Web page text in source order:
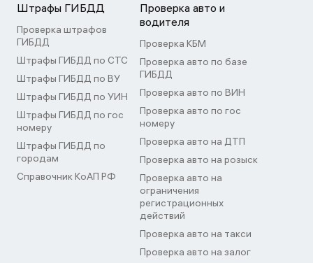
Штрафы ГИБДД
Проверка штрафов
ГИБДД
Штрафы ГИБДД по СТС
Штрафы ГИБДД по ВУ
Штрафы ГИБДД по УИН
Штрафы ГИБДД по гос
номеру
Штрафы ГИБДД по
городам
Справочник КоАП РФ
Проверка авто и
водителя
Проверка КБМ
Проверка авто по базе
ГИБДД
Проверка авто по ВИН
Проверка авто по гос
номеру
Проверка авто на ДТП
Проверка авто на розыск
Проверка авто на
ограничения
регистрационных
действий
Проверка авто на такси
Проверка авто на залог